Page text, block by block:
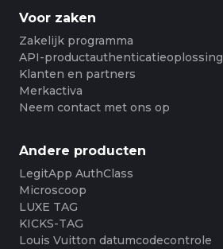
Voor zaken
Zakelijk programma
API-productauthenticatieoplossing
Klanten en partners
Merkactiva
Neem contact met ons op
Andere producten
LegitApp AuthClass
Microscoop
LUXE TAG
KICKS-TAG
Louis Vuitton datumcodecontrole